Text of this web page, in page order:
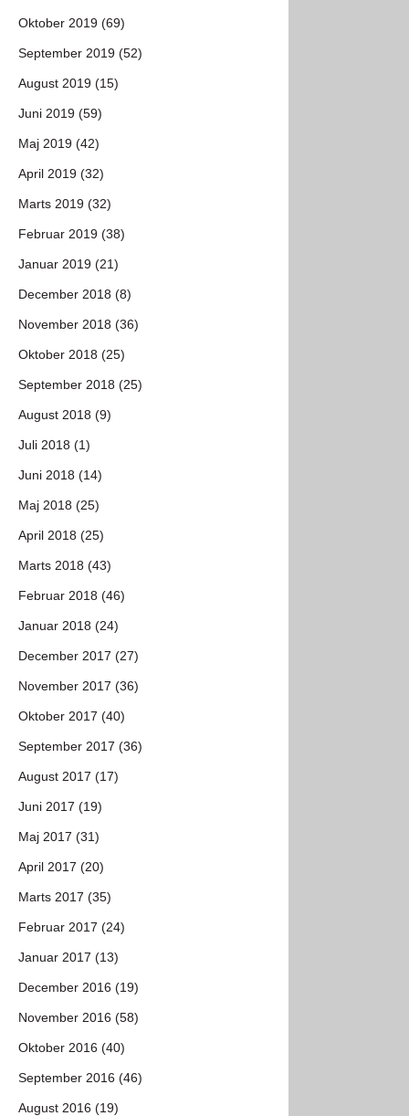
Oktober 2019 (69)
September 2019 (52)
August 2019 (15)
Juni 2019 (59)
Maj 2019 (42)
April 2019 (32)
Marts 2019 (32)
Februar 2019 (38)
Januar 2019 (21)
December 2018 (8)
November 2018 (36)
Oktober 2018 (25)
September 2018 (25)
August 2018 (9)
Juli 2018 (1)
Juni 2018 (14)
Maj 2018 (25)
April 2018 (25)
Marts 2018 (43)
Februar 2018 (46)
Januar 2018 (24)
December 2017 (27)
November 2017 (36)
Oktober 2017 (40)
September 2017 (36)
August 2017 (17)
Juni 2017 (19)
Maj 2017 (31)
April 2017 (20)
Marts 2017 (35)
Februar 2017 (24)
Januar 2017 (13)
December 2016 (19)
November 2016 (58)
Oktober 2016 (40)
September 2016 (46)
August 2016 (19)